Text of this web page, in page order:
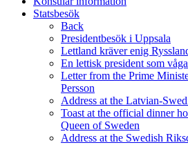
Statsbesök
Back
Presidentbesök i Uppsala
Lettland kräver enig
En lettisk president som
Letter from the Prime
Persson
Address at the Latvian-
Toast at the official dinner
Queen of Sweden
Address at the Swedish